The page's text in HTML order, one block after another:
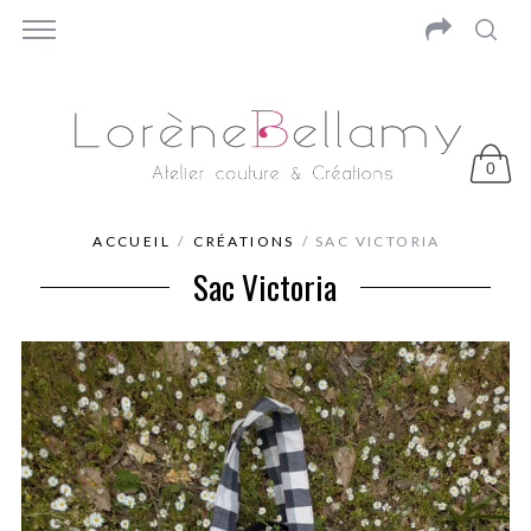
ACCUEIL / CRÉATIONS / SAC VICTORIA
Sac Victoria
0